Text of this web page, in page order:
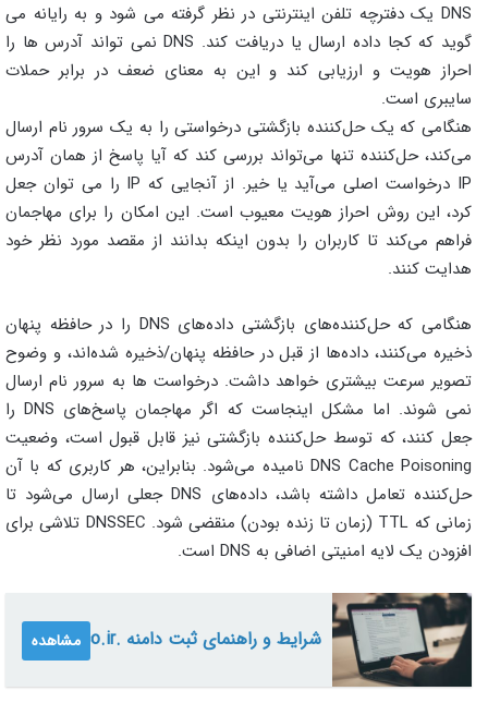
DNS یک دفترچه تلفن اینترنتی در نظر گرفته می شود و به رایانه می
گوید که کجا داده ارسال یا دریافت کند. DNS نمی تواند آدرس ها را
احراز هویت و ارزیابی کند و این به معنای ضعف در برابر حملات
سایبری است.
هنگامی که یک حل‌کننده بازگشتی درخواستی را به یک سرور نام ارسال
می‌کند، حل‌کننده تنها می‌تواند بررسی کند که آیا پاسخ از همان آدرس
IP درخواست اصلی می‌آید یا خیر. از آنجایی که IP را می توان جعل
کرد، این روش احراز هویت معیوب است. این امکان را برای مهاجمان
فراهم می‌کند تا کاربران را بدون اینکه بدانند از مقصد مورد نظر خود
هدایت کنند.
هنگامی که حل‌کننده‌های بازگشتی داده‌های DNS را در حافظه پنهان
ذخیره می‌کنند، داده‌ها از قبل در حافظه پنهان/ذخیره شده‌اند، و وضوح
تصویر سرعت بیشتری خواهد داشت. درخواست ها به سرور نام ارسال
نمی شوند. اما مشکل اینجاست که اگر مهاجمان پاسخ‌های DNS را
جعل کنند، که توسط حل‌کننده بازگشتی نیز قابل قبول است، وضعیت
DNS Cache Poisoning نامیده می‌شود. بنابراین، هر کاربری که با آن
حل‌کننده تعامل داشته باشد، داده‌های DNS جعلی ارسال می‌شود تا
زمانی که TTL (زمان تا زنده بودن) منقضی شود. DNSSEC تلاشی برای
افزودن یک لایه امنیتی اضافی به DNS است.
شرایط و راهنمای ثبت دامنه .co.ir مشاهده